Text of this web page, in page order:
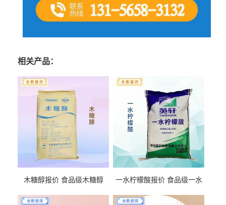
相关产品：
木糖醇报价 食品级木糖醇
一水柠檬酸报价 食品级一水